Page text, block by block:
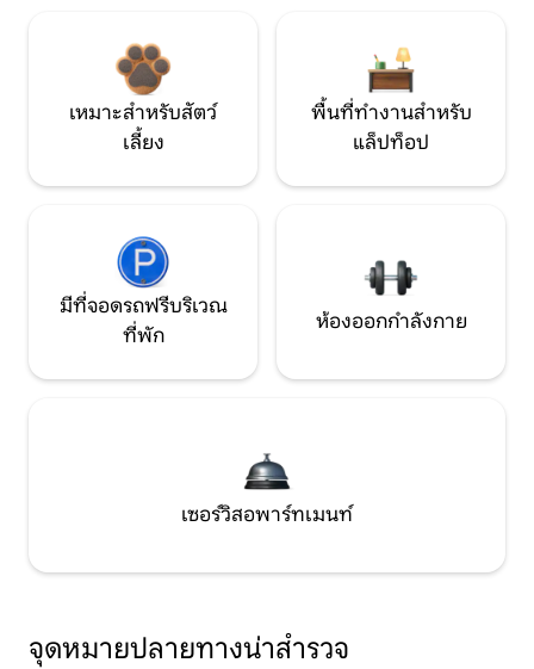
เหมาะสำหรับสัตว์
เลี้ยง
พื้นที่ทำงานสำหรับ
แล็ปท็อป
มีที่จอดรถฟรีบริเวณ
ที่พัก
ห้องออกกำลังกาย
เซอร์วิสอพาร์ทเมนท์
จุดหมายปลายทางน่าสำรวจ